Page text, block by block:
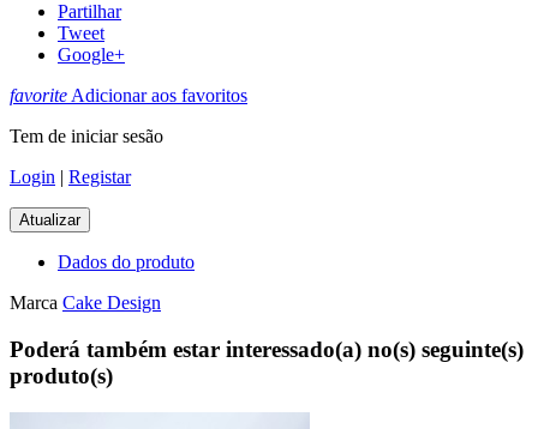
Partilhar
Tweet
Google+
favoriteAdicionar aos favoritos
Tem de iniciar sesão
Login | Registar
Dados do produto
Marca Cake Design
Poderá também estar interessado(a) no(s) seguinte(s)
produto(s)